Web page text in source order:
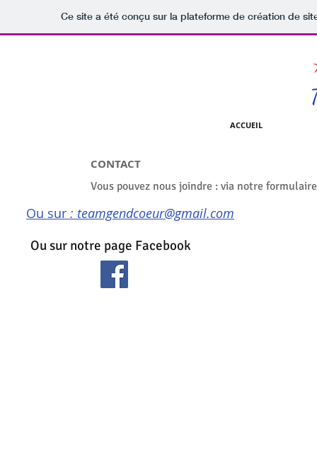
Ce site a été conçu sur la plateforme de création de
ACCUEIL
CONTACT
Vous pouvez nous joindre : via notre formulaire
Ou sur notre page Facebook
Ou sur : teamgendcoeur@gmail.com